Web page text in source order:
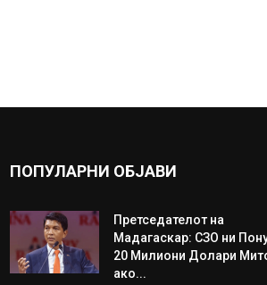
ПОПУЛАРНИ ОБЈАВИ
Претседателот на
Мадагаскар: СЗО ни
20 Милиони Долари
ако...